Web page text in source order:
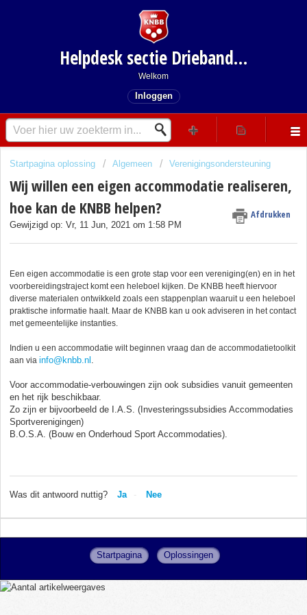
Helpdesk sectie Driebanden
Welkom
Inloggen
Startpagina oplossing Algemeen Verenigingsondersteuning
Wij willen een eigen accommodatie realiseren,
hoe kan de KNBB helpen?
Afdrukken
Gewijzigd op: Vr, 11 Jun, 2021 om 1:58 PM
Een eigen accommodatie is een grote stap voor een vereniging(en) en in het
voorbereidingstraject komt een heleboel kijken. De KNBB heeft hiervoor
diverse materialen ontwikkeld zoals een stappenplan waaruit u een heleboel
praktische informatie haalt. Maar de KNBB kan u ook adviseren in het contact
met gemeentelijke instanties.
Indien u een accommodatie wilt beginnen vraag dan de accommodatietoolkit
aan via info@knbb.nl
Voor accommodatie-verbouwingen zijn ook subsidies vanuit gemeenten
en het rijk beschikbaar.
Zo zijn er bijvoorbeeld de I.A.S. (Investeringssubsidies Accommodaties
Sportverenigingen)
B.O.S.A. (Bouw en Onderhoud Sport Accommodaties).
Was dit antwoord nuttig? Ja Nee
Startpagina Oplossingen